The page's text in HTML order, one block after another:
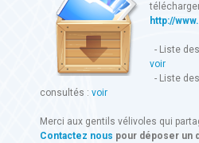
http://
- Liste
voir
- Liste
consultés : voir
Merci aux gentils vélivoles qui
Contactez nous pour déposer un